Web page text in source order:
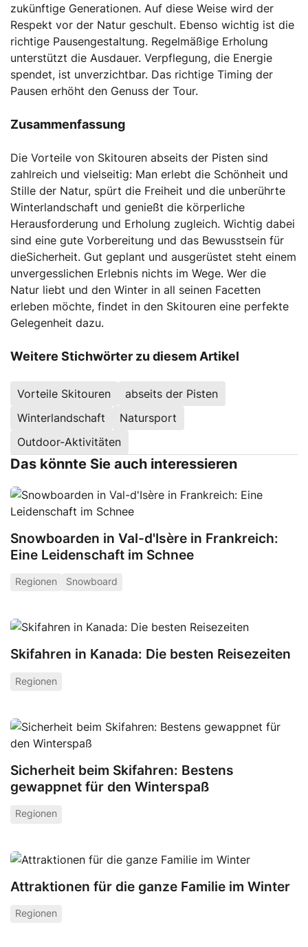
zukünftige Generationen. Auf diese Weise wird der
Respekt vor der Natur geschult. Ebenso wichtig ist die
richtige Pausengestaltung. Regelmäßige Erholung
unterstützt die Ausdauer. Verpflegung, die Energie
spendet, ist unverzichtbar. Das richtige Timing der
Pausen erhöht den Genuss der Tour.
Zusammenfassung
Die Vorteile von Skitouren abseits der Pisten sind
zahlreich und vielseitig: Man erlebt die Schönheit und
Stille der Natur, spürt die Freiheit und die unberührte
Winterlandschaft und genießt die körperliche
Herausforderung und Erholung zugleich. Wichtig dabei
sind eine gute Vorbereitung und das Bewusstsein für
dieSicherheit. Gut geplant und ausgerüstet steht einem
unvergesslichen Erlebnis nichts im Wege. Wer die
Natur liebt und den Winter in all seinen Facetten
erleben möchte, findet in den Skitouren eine perfekte
Gelegenheit dazu.
Weitere Stichwörter zu diesem Artikel
Vorteile Skitouren
abseits der Pisten
Winterlandschaft
Natursport
Outdoor-Aktivitäten
Das könnte Sie auch interessieren
Snowboarden in Val-d'Isère in Frankreich:
Eine Leidenschaft im Schnee
Regionen Snowboard
Skifahren in Kanada: Die besten Reisezeiten
Regionen
Sicherheit beim Skifahren: Bestens
gewappnet für den Winterspaß
Regionen
Attraktionen für die ganze Familie im Winter
Regionen